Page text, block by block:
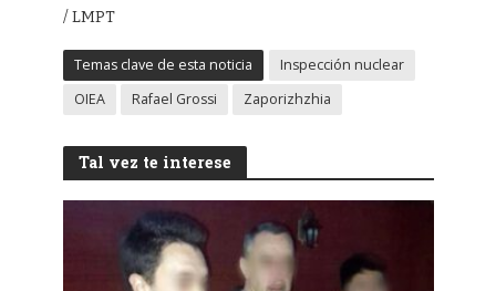
/ LMPT
Temas clave de esta noticia
Inspección nuclear
OIEA
Rafael Grossi Zaporizhzhia
Tal vez te interese